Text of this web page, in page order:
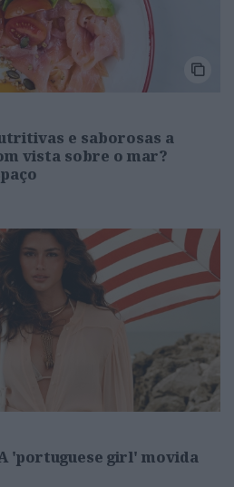
e saborosas a
vista sobre o mar?
'portuguese girl' movida